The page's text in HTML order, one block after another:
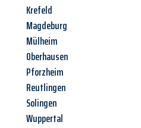
Krefeld
Magdeburg
Mülheim
Oberhausen
Pforzheim
Reutlingen
Solingen
Wuppertal